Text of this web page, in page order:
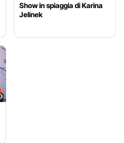
Show in spiaggia di Karina
Jelinek